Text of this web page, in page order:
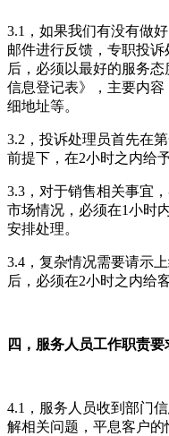
3.1，如果我们有没有做
邮件进行反馈，专职投
后，必须以最好的服务
信息登记表》，主要内
细地址等。
3.2，投诉处理员首先在
前提下，在2小时之内给
3.3，对于销售相关事宜
市场情况，必须在1小时
安排处理。
3.4，复杂情况需要请示
后，必须在2小时之内给
四，服务人员工作职责要
4.1，服务人员收到部门
解相关问题，平息客户的